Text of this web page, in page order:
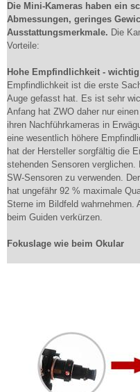
Die Mini-Kameras haben ein
Abmessungen, geringes
Ausstattungsmerkmale. Die
Vorteile:
Hohe Empfindlichkeit -
Empfindlichkeit ist die erste
Auge gefasst hat. Es ist sehr
Anfang hat ZWO daher nur
ihren Nachführkameras in
eine wesentlich höhere
hat der Hersteller sorgfältig die
stehenden Sensoren
SW-Sensoren zu verwenden.
hat ungefähr 92 % maximale
Sterne im Bildfeld
beim Guiden verkürzen.
Fokuslage wie beim Okular